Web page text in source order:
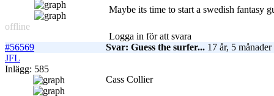
offline
Maybe its time to start a swedish fantasy
Logga in för att svara
#56569
Svar: Guess the surfer... 17 år, 5 månader
JFL
Inlägg: 585
Cass Collier